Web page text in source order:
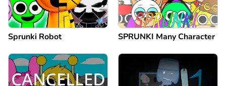
Sprunki Robot SPRUNKI Many Character